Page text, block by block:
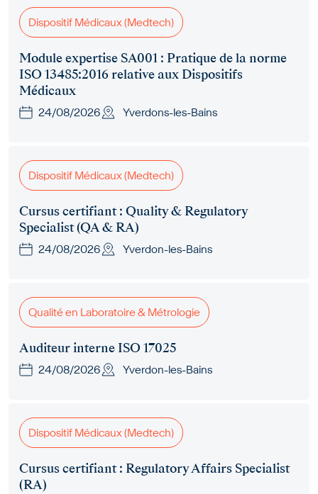
Dispositif Médicaux (Medtech)
Module expertise SA001 : Pratique de la norme
ISO 13485:2016 relative aux Dispositifs
Médicaux
24/08/2026 Yverdons-les-Bains
Dispositif Médicaux (Medtech)
Cursus certifiant : Quality & Regulatory
Specialist (QA & RA)
24/08/2026 Yverdon-les-Bains
Qualité en Laboratoire & Métrologie
Auditeur interne ISO 17025
24/08/2026 Yverdon-les-Bains
Dispositif Médicaux (Medtech)
Cursus certifiant : Regulatory Affairs Specialist
(RA)